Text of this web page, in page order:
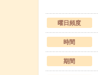
曜日頻度
時間
期間